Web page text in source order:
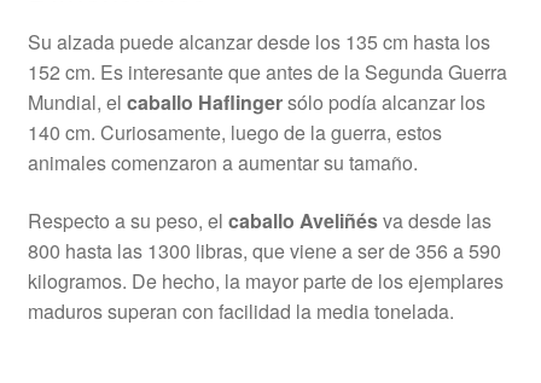
Su alzada puede alcanzar desde los 135 cm hasta los
152 cm. Es interesante que antes de la Segunda Guerra
Mundial, el caballo Haflingersólo podía alcanzar los
140 cm. Curiosamente, luego de la guerra, estos
animales comenzaron a aumentar su tamaño.
Respecto a su peso, el caballo Aveliñésva desde las
800 hasta las 1300 libras, que viene a ser de 356 a 590
kilogramos. De hecho, la mayor parte de los ejemplares
maduros superan con facilidad la media tonelada.